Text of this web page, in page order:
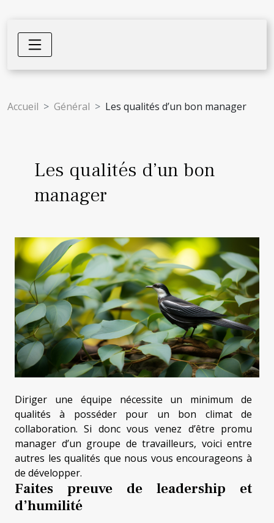
Accueil Général Les qualités d’un bon manager
Les qualités d’un bon
manager
Diriger une équipe nécessite un minimum de
qualités à posséder pour un bon climat de
collaboration. Si donc vous venez d’être promu
manager d’un groupe de travailleurs, voici entre
autres les qualités que nous vous encourageons à
de développer.
Faites preuve de leadership et
d’humilité